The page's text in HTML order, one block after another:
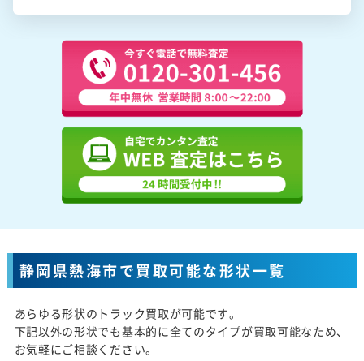
静岡県熱海市で買取可能な形状一覧
あらゆる形状のトラック買取が可能です。
下記以外の形状でも基本的に全てのタイプが買取可能なため、
お気軽にご相談ください。